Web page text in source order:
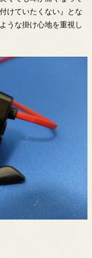
けていたくない』とな
うな掛け心地を重視し